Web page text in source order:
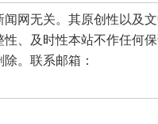
网无关。其原创性以及文
、及时性本站不作任何
。联系邮箱：